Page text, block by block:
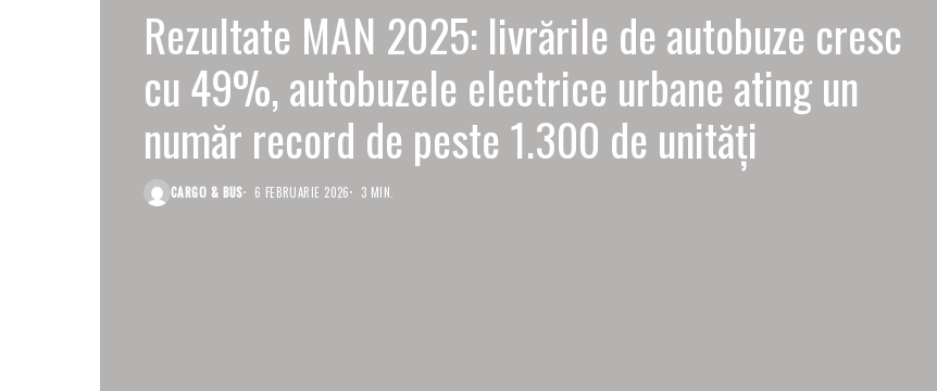
Rezultate MAN 2025: livrările de autobuze cresc
cu 49%, autobuzele electrice urbane ating un
număr record de peste 1.300 de unități
CARGO & BUS 6 FEBRUARIE 2026 3 MIN.